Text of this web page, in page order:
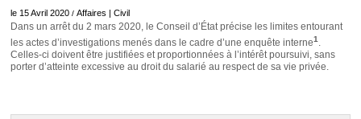
le 15 Avril 2020 / Affaires | Civil
Dans un arrêt du 2 mars 2020, le Conseil d’État précise les limites entourant
les actes d’investigations menés dans le cadre d’une enquête interne1.
Celles-ci doivent être justifiées et proportionnées à l’intérêt poursuivi, sans
porter d’atteinte excessive au droit du salarié au respect de sa vie privée.